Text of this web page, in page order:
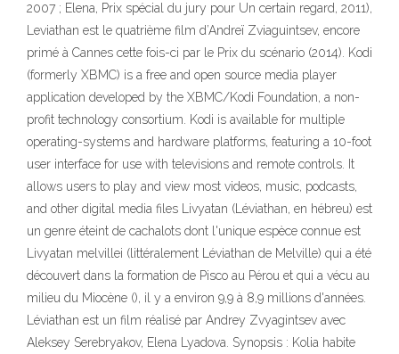
2007 ; Elena, Prix spécial du jury pour Un certain regard, 2011),
Leviathan est le quatrième film d’Andreï Zviaguintsev, encore
primé à Cannes cette fois-ci par le Prix du scénario (2014). Kodi
(formerly XBMC) is a free and open source media player
application developed by the XBMC/Kodi Foundation, a non-
profit technology consortium. Kodi is available for multiple
operating-systems and hardware platforms, featuring a 10-foot
user interface for use with televisions and remote controls. It
allows users to play and view most videos, music, podcasts,
and other digital media files Livyatan (Léviathan, en hébreu) est
un genre éteint de cachalots dont l'unique espèce connue est
Livyatan melvillei (littéralement Léviathan de Melville) qui a été
découvert dans la formation de Pisco au Pérou et qui a vécu au
milieu du Miocène (), il y a environ 9,9 à 8,9 millions d'années.
Léviathan est un film réalisé par Andrey Zvyagintsev avec
Aleksey Serebryakov, Elena Lyadova. Synopsis : Kolia habite